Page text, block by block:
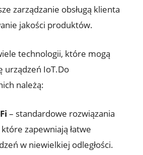
zarządzanie obsługą klienta
jakości produktów.
technologii, które mogą
urządzeń IoT.Do
należą:
– standardowe rozwiązania
zapewniają łatwe
w niewielkiej odległości.